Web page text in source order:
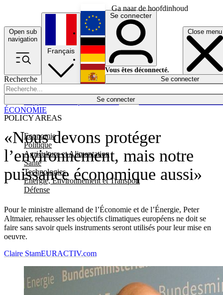
Ga naar de hoofdinhoud
Open sub
navigation
Close menu
Recherche
Se connecter
POLICY AREAS
Economie
Politique
Agriculture et Alimentation
Santé
Technologies
Energie, Environnement et Transport
Défense
Économie
Français
English
Deutsch
Español
Se connecter
Vous êtes déconnecté.
Se connecter
«Nous devons protéger
l’environnement, mais notre
puissance économique aussi»
Pour le ministre allemand de l’Économie et de l’Énergie, Peter
Altmaier, rehausser les objectifs climatiques européens ne doit se
faire sans savoir quels instruments seront utilisés pour leur mise en
oeuvre.
ÉCONOMIE
Claire StamEURACTIV.com